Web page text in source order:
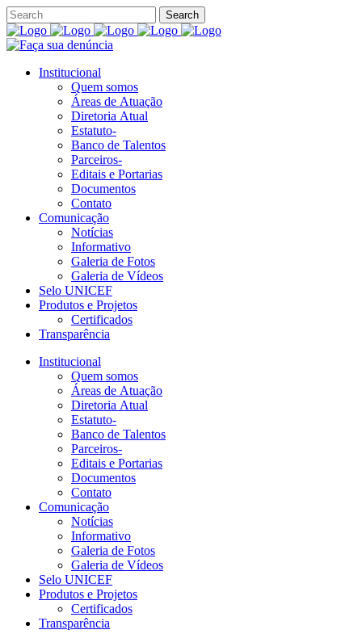
Institucional
Quem somos
Áreas de Atuação
Diretoria Atual
Estatuto-
Banco de Talentos
Parceiros-
Editais e Portarias
Documentos
Contato
Comunicação
Notícias
Informativo
Galeria de Fotos
Galeria de Vídeos
Selo UNICEF
Produtos e Projetos
Certificados
Transparência
Institucional
Quem somos
Áreas de Atuação
Diretoria Atual
Estatuto-
Banco de Talentos
Parceiros-
Editais e Portarias
Documentos
Contato
Comunicação
Notícias
Informativo
Galeria de Fotos
Galeria de Vídeos
Selo UNICEF
Produtos e Projetos
Certificados
Transparência